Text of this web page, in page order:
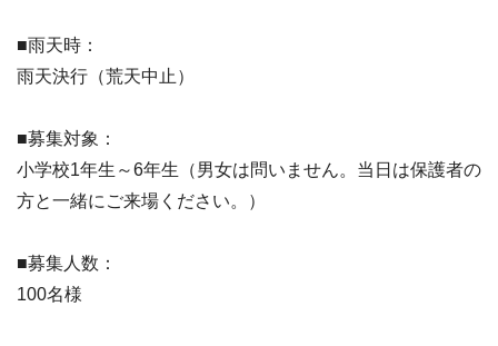
■雨天時：
雨天決行（荒天中止）
■募集対象：
小学校1年生～6年生（男女は問いません。当日は保護者の
方と一緒にご来場ください。）
■募集人数：
100名様